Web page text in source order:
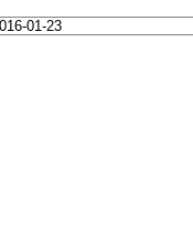
01-23